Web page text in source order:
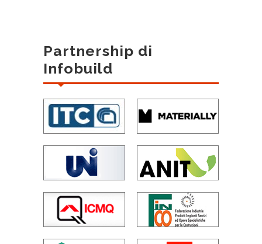
Partnership di
Infobuild